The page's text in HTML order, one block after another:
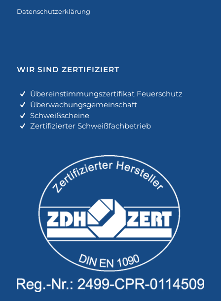
Datenschutzerklärung
WIR SIND ZERTIFIZIERT
Übereinstimmungszertifikat Feuerschutz
Überwachungsgemeinschaft
Schweißscheine
Zertifizierter Schweißfachbetrieb